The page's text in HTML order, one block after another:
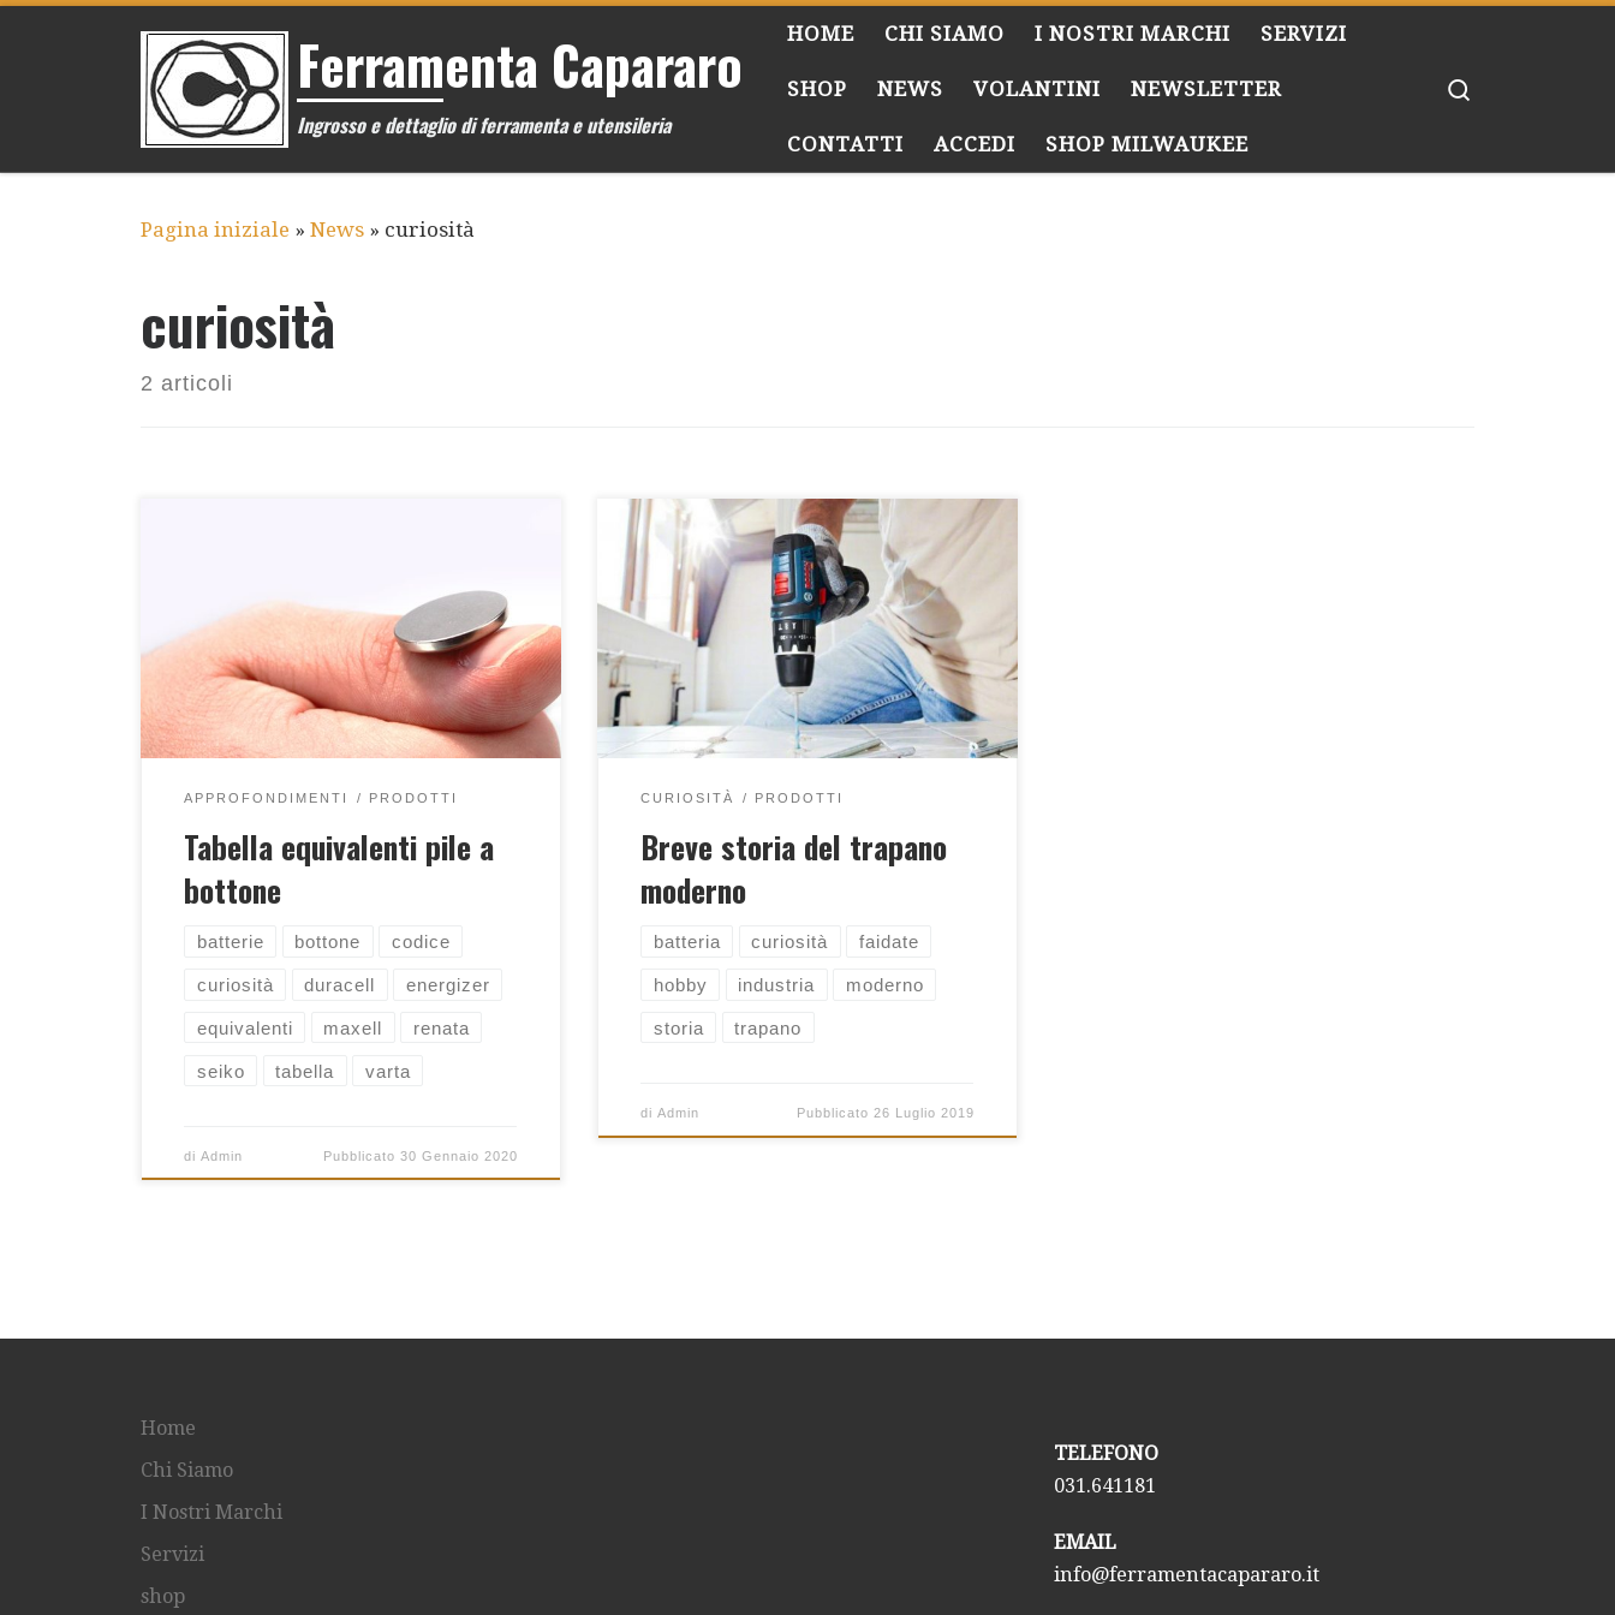
Passa al contenuto Ferramenta Capararo
Ingrosso e dettaglio di ferramenta e utensileria
HOME CHI SIAMO I NOSTRI MARCHI SERVIZI
SHOP NEWS VOLANTINI NEWSLETTER
CONTATTI ACCEDI SHOP MILWAUKEE
Pagina iniziale » News » curiosità
curiosità
2 articoli
Una tabella che mostra le equivalenze
tra le pile a bottone delle principali
marche
APPROFONDIMENTI PRODOTTI
Tabella equivalenti pile a
bottone
batterie bottone codice
curiosità duracell energizer
equivalenti maxell renata
seiko tabella varta
diAdmin Pubblicato 30 Gennaio 2020
Scopriamo come è nato il trapano che
usiamo ai giorni nostri!
CURIOSITÀ PRODOTTI
Breve storia del trapano
moderno
batteria curiosità faidate
hobby industria moderno
storia trapano
diAdmin Pubblicato 26 Luglio 2019
Home
Chi Siamo
I Nostri Marchi
Servizi
shop
TELEFONO
031.641181
EMAIL
info@ferramentacapararo.it